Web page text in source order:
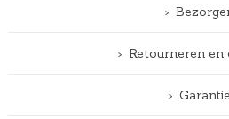
Retourneren en
Garantie